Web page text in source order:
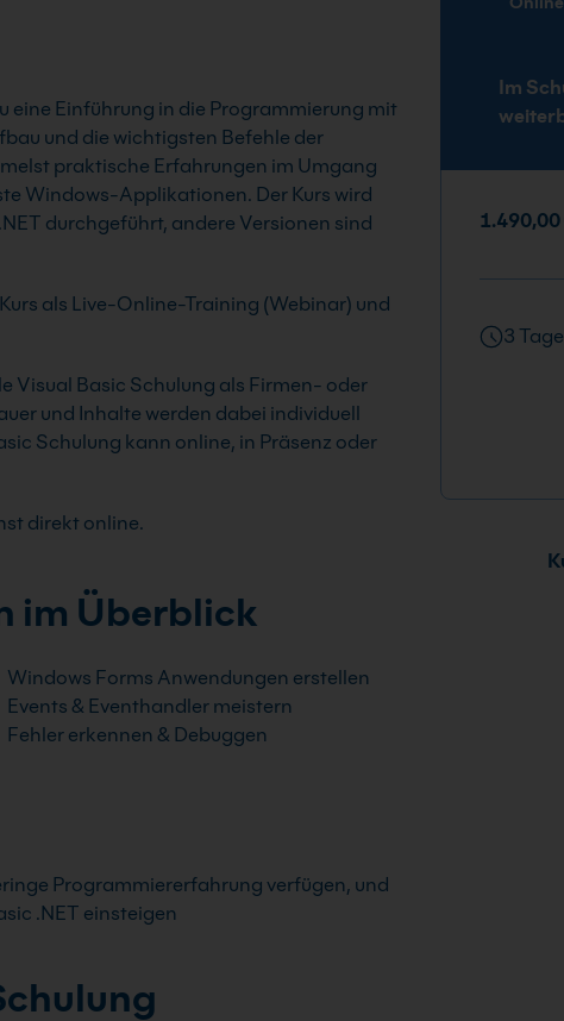
Im
1.490,00
3 Tage
eine Einführung in die Programmierung mit
und die wichtigsten Befehle der
praktische Erfahrungen im Umgang
Windows-Applikationen. Der Kurs wird
durchgeführt, andere Versionen sind
als Live-Online-Training (Webinar) und
Visual Basic Schulung als Firmen- oder
und Inhalte werden dabei individuell
Schulung kann online, in Präsenz oder
direkt online.
im Überblick
Windows Forms Anwendungen erstellen
Events & Eventhandler meistern
Fehler erkennen & Debuggen
Programmiererfahrung verfügen, und
.NET einsteigen